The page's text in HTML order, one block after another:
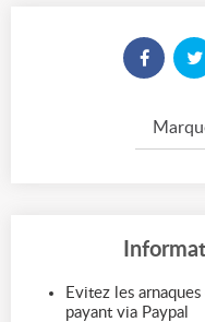
Evitez les
payant via Paypal